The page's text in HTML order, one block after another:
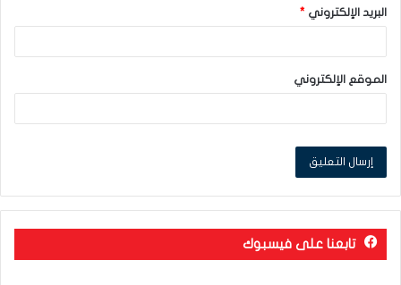
البريد الإلكتروني *
الموقع الإلكتروني
تابعنا على فيسبوك